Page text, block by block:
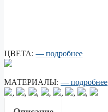
ЦВЕТА: — подробнее
МАТЕРИАЛЫ: — подробнее
,
, , , , , ,